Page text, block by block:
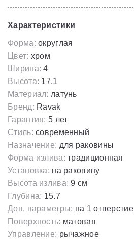
Характеристики
Форма: округлая
Цвет: хром
Ширина: 4
Высота: 17.1
Материал: латунь
Бренд: Ravak
Гарантия: 5 лет
Стиль: современный
Назначение: для раковины
Форма излива: традиционная
Установка: на раковину
Высота излива: 9 см
Глубина: 15.7
Доп. параметры: на 1 отверстие
Поверхность: матовая
Управление: рычажное